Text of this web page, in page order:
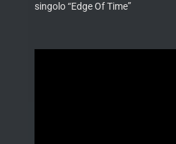
singolo “Edge Of Time”